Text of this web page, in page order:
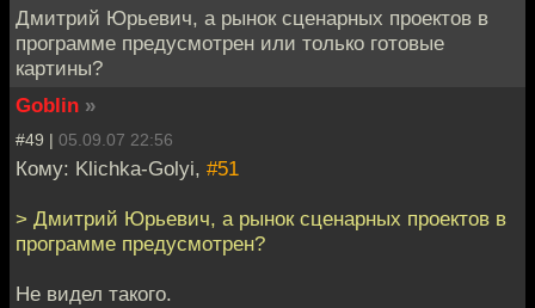
Дмитрий Юрьевич, а рынок сценарных проектов в
программе предусмотрен или только готовые
картины?
Goblin »
#49 | 05.09.07 22:56
Кому: Klichka-Golyi, #51
> Дмитрий Юрьевич, а рынок сценарных проектов в
программе предусмотрен?
Не видел такого.